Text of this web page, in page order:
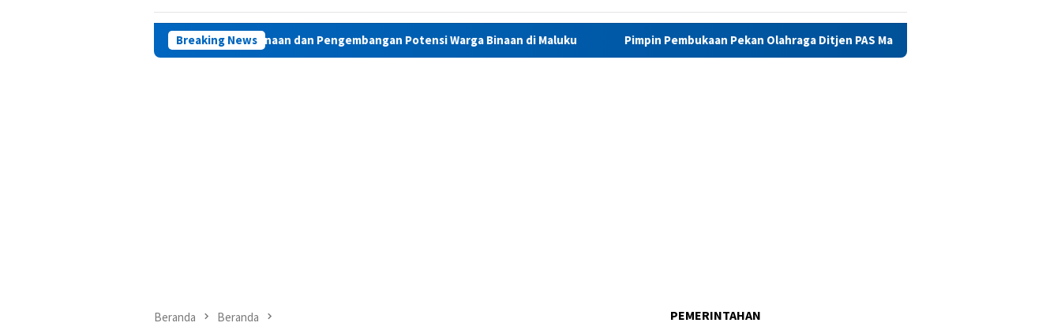
Breaking News
Saadiah Apresiasi Pembinaan dan Pengembangan Potensi Warga Binaan di Maluku Pimpin Pembukaan Pekan Olahraga Ditjen PAS Maluku, Saadiah Uluputty Soroti Nilai Sportivitas
Beranda Beranda PEMERINTAHAN